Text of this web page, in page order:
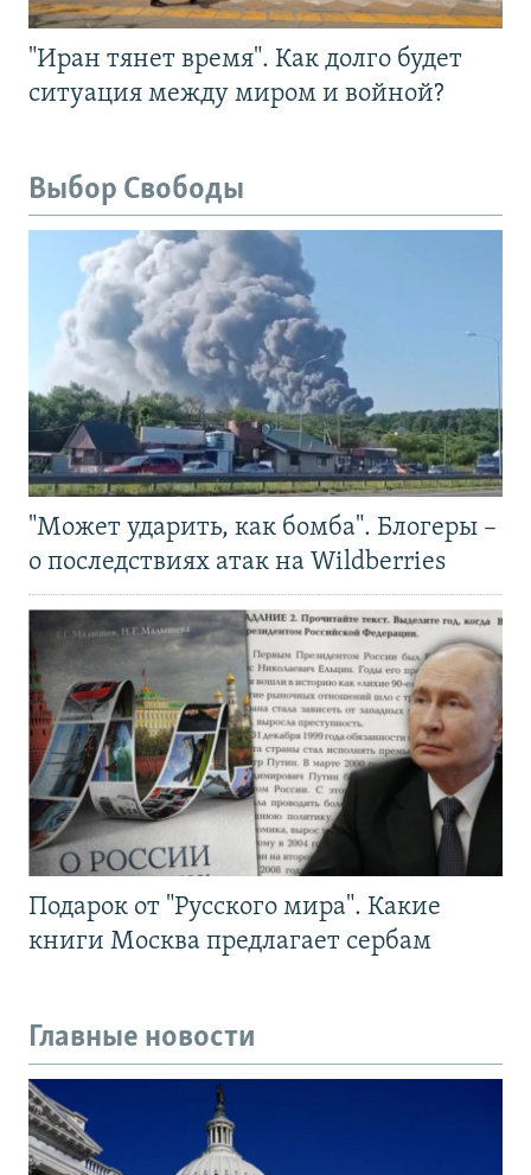
"Иран тянет время". Как долго будет
ситуация между миром и войной?
Выбор Свободы
"Может ударить, как бомба". Блогеры –
о последствиях атак на Wildberries
Подарок от "Русского мира". Какие
книги Москва предлагает сербам
Главные новости